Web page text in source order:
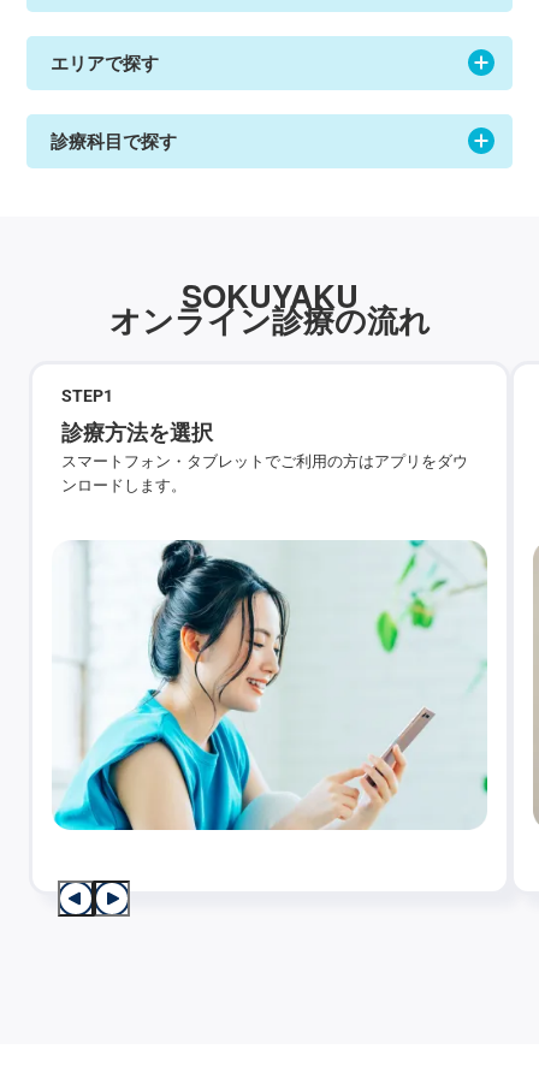
エリアで探す
診療科目で探す
SOKUYAKU
オンライン診療の流れ
STEP1
診療方法を選択
スマートフォン・タブレットでご利用の方はアプリをダウ
ンロードします。